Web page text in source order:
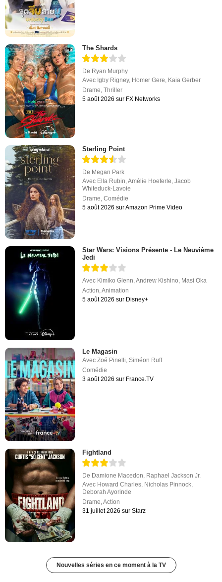
The Shards
De Ryan Murphy
Avec Igby Rigney, Homer Gere Kaia Gerber
Drame ,Thriller
5 août 2026 sur FX Networks
Sterling Point
De Megan Park
Avec Ella Rubin,Amélie Hoeferle,Jacob
Whiteduck-Lavoie
Drame,Comédie
5 août 2026 sur Amazon Prime Video
Star Wars: Visions Présente - Le Neuvième
Jedi
Avec Kimiko Glenn,Andrew Kishino, Masi Oka
Action,Animation
5 août 2026 sur Disney+
Le Magasin
AvecZoé Pinelli ,Siméon Ruff
Comédie
3 août 2026 sur France.TV
Fightland
De Damione Macedon, Raphael Jackson Jr.
Avec Howard Charles, Nicholas Pinnock,
Deborah Ayorinde
Drame,Action
31 juillet 2026 sur Starz
Nouvelles séries en ce moment à la TV